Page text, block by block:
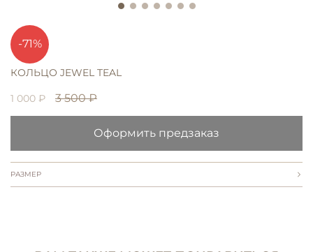
-71%
КОЛЬЦО JEWEL TEAL
1 000 ₽ 3 500 ₽
Оформить предзаказ
РАЗМЕР